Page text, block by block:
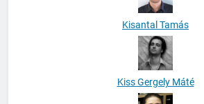
Kisantal Tamás
Kiss Gergely Máté